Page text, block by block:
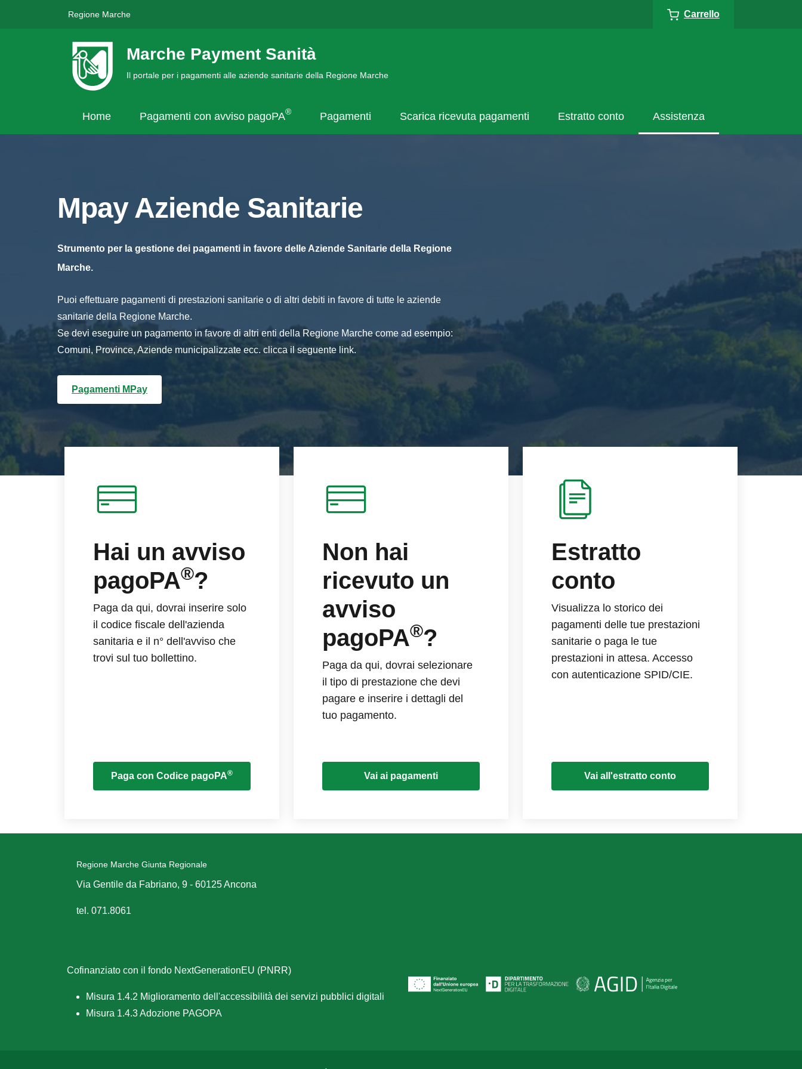
Regione Marche Carrello
Marche Payment Sanità
Il portale per i pagamenti alle aziende sanitarie della Regione Marche
Home Pagamenti con avviso pagoPA® Pagamenti Scarica ricevuta pagamenti Estratto conto Assistenza
Mpay Aziende Sanitarie
Strumento per la gestione dei pagamenti in favore delle Aziende Sanitarie della Regione
Marche.
Puoi effettuare pagamenti di prestazioni sanitarie o di altri debiti in favore di tutte le aziende
sanitarie della Regione Marche.
Se devi eseguire un pagamento in favore di altri enti della Regione Marche come ad esempio:
Comuni, Province, Aziende municipalizzate ecc. clicca il seguente link.
Pagamenti MPay
Hai un avviso
pagoPA®?
Paga da qui, dovrai inserire solo
il codice fiscale dell'azienda
sanitaria e il n° dell'avviso che
trovi sul tuo bollettino.
Paga con Codice pagoPA®
Non hai
ricevuto un
avviso
pagoPA®?
Paga da qui, dovrai selezionare
il tipo di prestazione che devi
pagare e inserire i dettagli del
tuo pagamento.
Vai ai pagamenti
Estratto
conto
Visualizza lo storico dei
pagamenti delle tue prestazioni
sanitarie o paga le tue
prestazioni in attesa. Accesso
con autenticazione SPID/CIE.
Vai all'estratto conto
Regione Marche Giunta Regionale
Via Gentile da Fabriano, 9 - 60125 Ancona
tel. 071.8061
Cofinanziato con il fondo NextGenerationEU (PNRR)
Misura 1.4.2 Miglioramento dell'accessibilità dei servizi pubblici digitali
Misura 1.4.3 Adozione PAGOPA